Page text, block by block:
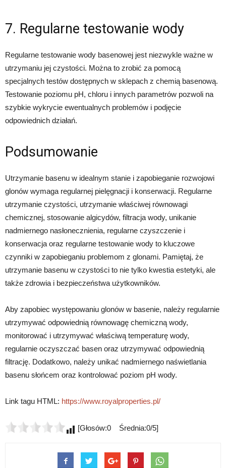
7. Regularne testowanie wody
Regularne testowanie wody basenowej jest niezwykle ważne w
utrzymaniu jej czystości. Można to zrobić za pomocą
specjalnych testów dostępnych w sklepach z chemią basenową.
Testowanie poziomu pH, chloru i innych parametrów pozwoli na
szybkie wykrycie ewentualnych problemów i podjęcie
odpowiednich działań.
Podsumowanie
Utrzymanie basenu w idealnym stanie i zapobieganie rozwojowi
glonów wymaga regularnej pielęgnacji i konserwacji. Regularne
utrzymanie czystości, utrzymanie właściwej równowagi
chemicznej, stosowanie algicydów, filtracja wody, unikanie
nadmiernego nasłonecznienia, regularne czyszczenie i
konserwacja oraz regularne testowanie wody to kluczowe
czynniki w zapobieganiu problemom z glonami. Pamiętaj, że
utrzymanie basenu w czystości to nie tylko kwestia estetyki, ale
także zdrowia i bezpieczeństwa użytkowników.
Aby zapobiec występowaniu glonów w basenie, należy regularnie
utrzymywać odpowiednią równowagę chemiczną wody,
monitorować i utrzymywać właściwą temperaturę wody,
regularnie oczyszczać basen oraz utrzymywać odpowiednią
filtrację. Dodatkowo, należy unikać nadmiernego naświetlania
basenu słońcem oraz kontrolować poziom pH wody.
Link tagu HTML: https://www.royalproperties.pl/
[Głosów:0 Średnia:0/5]